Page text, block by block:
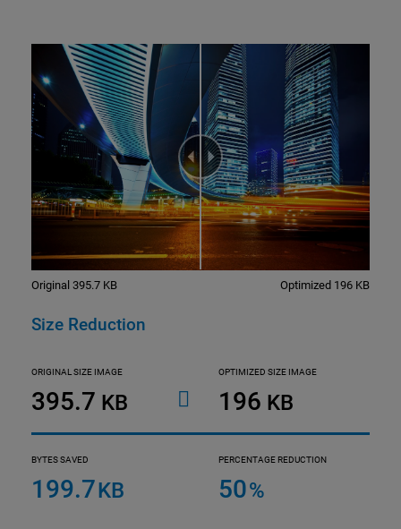
Original 395.7 KB Optimized 196 KB
Size Reduction
ORIGINAL SIZE IMAGE
395.7 KB
OPTIMIZED SIZE IMAGE
196 KB
BYTES SAVED
199.7KB
PERCENTAGE REDUCTION
50%